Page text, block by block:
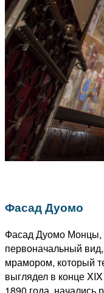
Фасад Дуомо
Фасад Дуомо Монцы,
первоначальный
мрамором, который
выглядел в конце